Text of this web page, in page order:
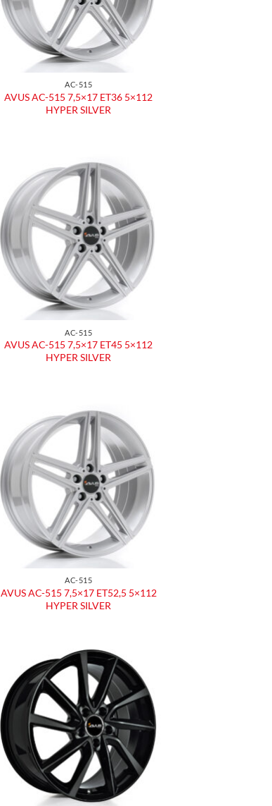
AC-515
AVUS AC-515 7,5×17 ET36 5×112
HYPER SILVER
Aggiungi
alla lista
dei
desideri
AC-515
AVUS AC-515 7,5×17 ET45 5×112
HYPER SILVER
Aggiungi
alla lista
dei
desideri
AC-515
AVUS AC-515 7,5×17 ET52,5 5×112
HYPER SILVER
Aggiungi
alla lista
dei
desideri